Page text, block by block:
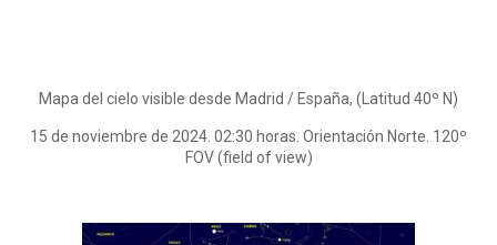
Mapa del cielo visible desde Madrid / España, (Latitud 40º N)
15 de noviembre de 2024. 02:30 horas. Orientación Norte. 120º
FOV (field of view)